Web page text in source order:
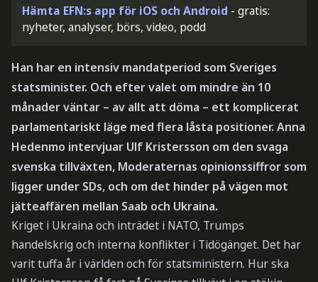
Hämta EFN:s app för iOS och Android - gratis:
nyheter, analyser, börs, video, podd
Han har en intensiv mandatperiod som Sveriges
statsminister. Och efter valet om mindre än 10
månader väntar – av allt att döma – ett komplicerat
parlamentariskt läge med flera låsta positioner. Anna
Hedenmo intervjuar Ulf Kristersson om den svaga
svenska tillväxten, Moderaternas opinionssiffror som
ligger under SDs, och om det hinder på vägen mot
jätteaffären mellan Saab och Ukraina.
Kriget i Ukraina och inträdet i NATO, Trumps
handelskrig och interna konflikter i Tidögänget. Det har
varit tuffa år i världen och för statsministern. Hur ska